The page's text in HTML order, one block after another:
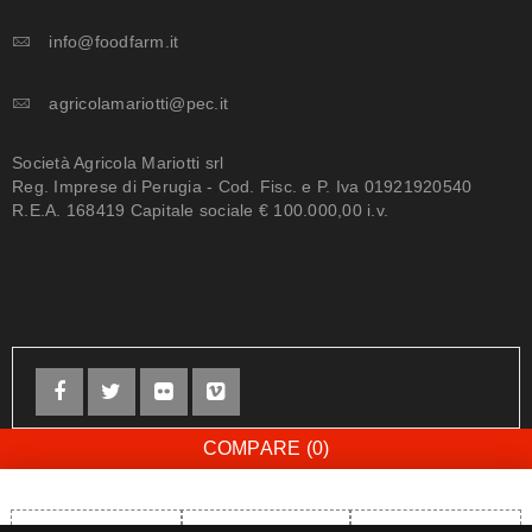
info@foodfarm.it
agricolamariotti@pec.it
Società Agricola Mariotti srl
Reg. Imprese di Perugia - Cod. Fisc. e P. Iva 01921920540
R.E.A. 168419 Capitale sociale € 100.000,00 i.v.
COMPARE (0)